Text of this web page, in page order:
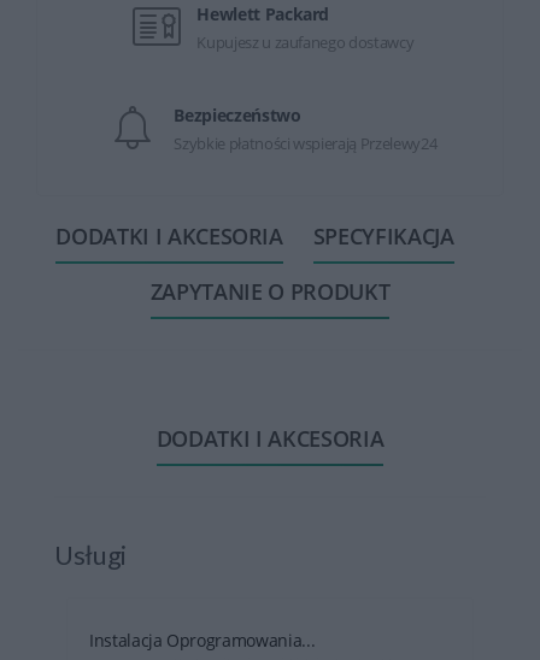
Hewlett Packard
Kupujesz u zaufanego dostawcy
Bezpieczeństwo
Szybkie płatności wspierają Przelewy24
DODATKI I AKCESORIA
SPECYFIKACJA
ZAPYTANIE O PRODUKT
DODATKI I AKCESORIA
Usługi
Instalacja Oprogramowania...